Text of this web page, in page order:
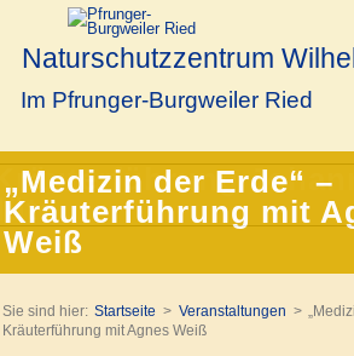
Naturschutzzentrum
Im Pfrunger-Burgweiler Ried
„Medizin der Erde“ –
Kräuterführung mit
Weiß
Sie sind hier: Startseite Veranstaltungen
Kräuterführung mit Agnes Weiß